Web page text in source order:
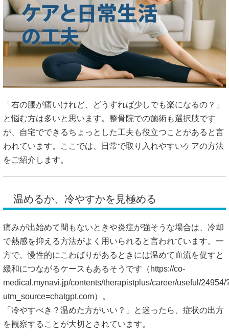
「右の腰が痛いけれど、どうすれば少しでも楽になるの？」
と悩む方は多いと思います。整骨院での施術も選択肢です
が、自宅でできるちょっとした工夫も役立つことがあると言
われています。ここでは、日常で取り入れやすいケアの方法
をご紹介します。
温めるか、冷やすかを見極める
痛みが出始めて間もないときや炎症が強そうな場合は、冷却
で熱感を抑える方法がよく用いられると言われています。一
方で、慢性的にこわばりがあるときには温めて血流を促すと
緩和につながるケースもあるそうです（ https://co-
medical.mynavi.jp/contents/therapistplus/career/useful/24954/
utm_source=chatgpt.com）。
「冷やすべき？温めた方がいい？」と迷ったら、症状の出方
を観察することが大切とされています。